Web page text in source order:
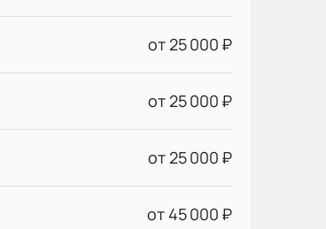
от 25 000 ₽
от 25 000 ₽
от 25 000 ₽
от 45 000 ₽